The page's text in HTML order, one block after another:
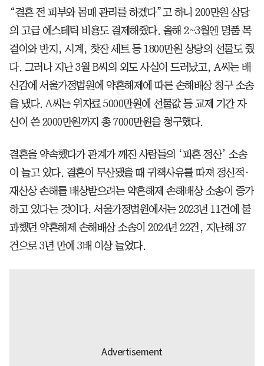
“결혼 전 피부와 몸매 관리를 하겠다”고 하니 200만원 상당
의 고급 에스테틱 비용도 결제해줬다. 올해 2~3월엔 명품 목
걸이와 반지, 시계, 찻잔 세트 등 1800만원 상당의 선물도 줬
다. 그러나 지난 3월 B씨의 외도 사실이 드러났고, A씨는 배
신감에 서울가정법원에 약혼해제에 따른 손해배상 청구 소송
을 냈다. A씨는 위자료 5000만원에 선물값 등 교제 기간 자
신이 쓴 2000만원까지 총 7000만원을 청구했다.
결혼을 약속했다가 관계가 깨진 사람들의 ‘파혼 정산’ 소송
이 늘고 있다. 결혼이 무산됐을 때 귀책사유를 따져 정신적·
재산상 손해를 배상받으려는 약혼해제 손해배상 소송이 증가
하고 있다는 것이다. 서울가정법원에서는 2023년 11건에 불
과했던 약혼해제 손해배상 소송이 2024년 22건, 지난해 37
건으로 3년 만에 3배 이상 늘었다.